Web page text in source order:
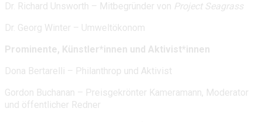
Dr. Richard Unsworth – Mitbegründer von Project Seagrass
Dr. Georg Winter – Umweltökonom
Prominente, Künstler*innen und Aktivist*innen
Dona Bertarelli – Philanthrop und Aktivist
Gordon Buchanan – Preisgekrönter Kameramann, Moderator
und öffentlicher Redner